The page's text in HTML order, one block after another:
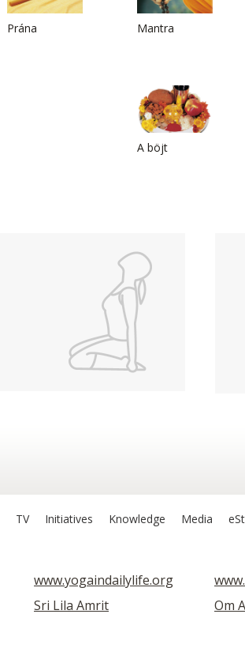
Prána Mantra
A böjt
TV Initiatives Knowledge Media
www.yogaindailylife.org
Sri Lila Amrit Om